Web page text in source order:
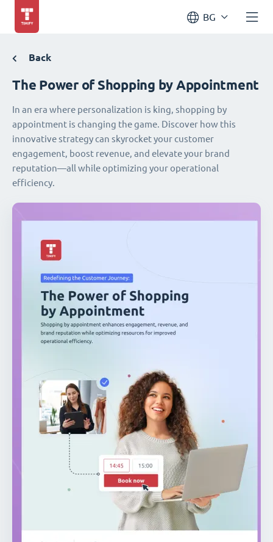
BG
Back
The Power of Shopping by Appointment
In an era where personalization is king, shopping by
appointment is changing the game. Discover how this
innovative strategy can skyrocket your customer
engagement, boost revenue, and elevate your brand
reputation—all while optimizing your operational
efficiency.